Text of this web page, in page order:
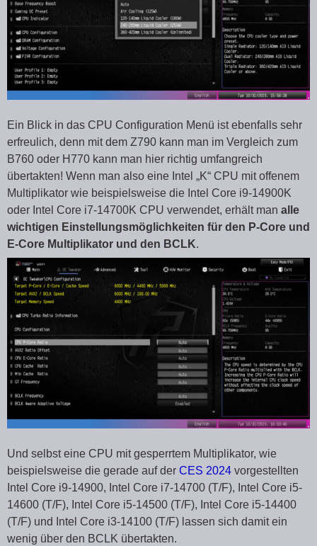
Ein Blick in das CPU Configuration Menü ist ebenfalls sehr
erfreulich, denn mit dem Z790 kann man im Vergleich zum
B760 oder H770 kann man hier richtig umfangreich
übertakten! Wenn man also eine Intel „K“ CPU mit offenem
Multiplikator wie beispielsweise die Intel Core i9-14900K
oder Intel Core i7-14700K CPU verwendet, erhält man alle
wichtigen Einstellungsmöglichkeiten für den P-Core und
E-Core Multiplikator und den BCLK.
Und selbst eine CPU mit gesperrtem Multiplikator, wie
beispielsweise die gerade auf der CES 2024 vorgestellten
Intel Core i9-14900, Intel Core i7-14700 (T/F), Intel Core i5-
14600 (T/F), Intel Core i5-14500 (T/F), Intel Core i5-14400
(T/F) und Intel Core i3-14100 (T/F) lassen sich damit ein
wenig über den BCLK übertakten.